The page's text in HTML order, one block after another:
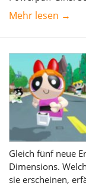
Mehr lesen →
Gleich fünf neue
Dimensions.
sie erscheinen,